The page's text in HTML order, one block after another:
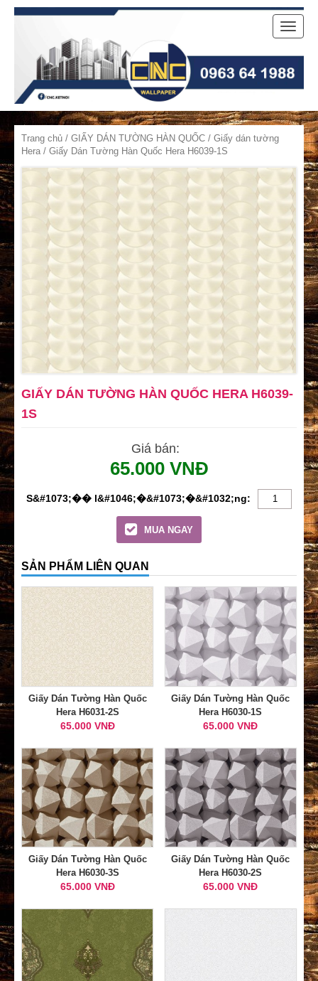
Toggle
Trang chủ / GIẤY DÁN TƯỜNG HÀN QUỐC / Giấy dán tường
Hera / Giấy Dán Tường Hàn Quốc Hera H6039-1S
GIẤY DÁN TƯỜNG HÀN QUỐC HERA H6039-
1S
Giá bán:
65.000 VNĐ
MUA NGAY
SẢN PHẨM LIÊN QUAN
Giấy Dán Tường Hàn Quốc
Hera H6031-2S
65.000 VNĐ
Giấy Dán Tường Hàn Quốc
Hera H6030-1S
65.000 VNĐ
Giấy Dán Tường Hàn Quốc
Hera H6030-3S
65.000 VNĐ
Giấy Dán Tường Hàn Quốc
Hera H6030-2S
65.000 VNĐ